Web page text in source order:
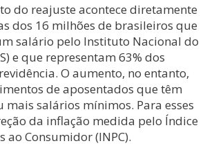
do reajuste acontece diretamente
dos 16 milhões de brasileiros que
salário pelo Instituto Nacional do
e que representam 63% dos
O aumento, no entanto,
de aposentados que têm
mais salários mínimos. Para esses
da inflação medida pelo Índice
ao Consumidor (INPC).